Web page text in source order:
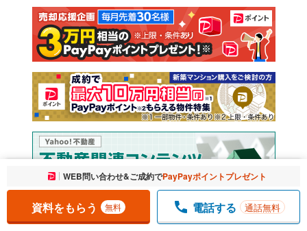
お気に入りに追加しました。 一覧を開く
WEB問い合わせ&ご成約でPayPayポイントプレゼント
資料をもらう 無料 電話する 通話無料
注文住宅 土地
売却査定